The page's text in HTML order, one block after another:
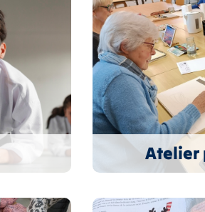
Atelier